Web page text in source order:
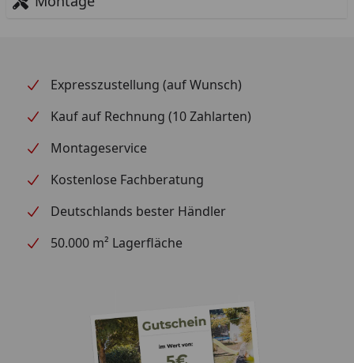
Expresszustellung (auf Wunsch)
Kauf auf Rechnung (10 Zahlarten)
Montageservice
Kostenlose Fachberatung
Deutschlands bester Händler
50.000 m² Lagerfläche